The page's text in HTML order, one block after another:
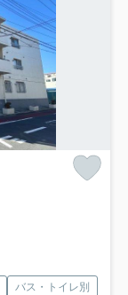
バス・トイレ別